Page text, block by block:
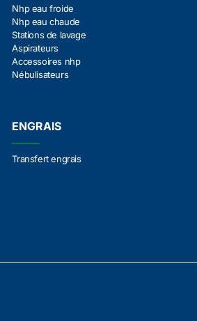
Nhp eau froide
Nhp eau chaude
Stations de lavage
Aspirateurs
Accessoires nhp
Nébulisateurs
ENGRAIS
Transfert engrais